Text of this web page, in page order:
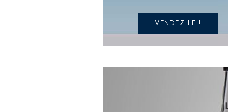
VENDEZ LE !